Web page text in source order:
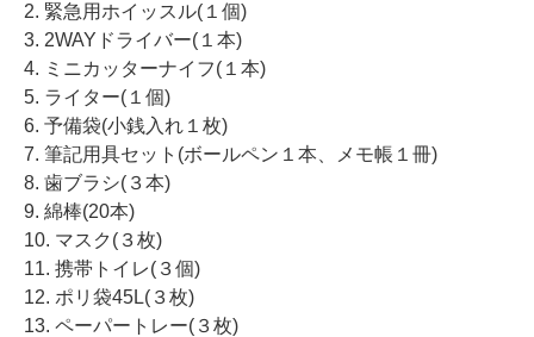
2. 緊急用ホイッスル(１個)
3. 2WAYドライバー(１本)
4. ミニカッターナイフ(１本)
5. ライター(１個)
6. 予備袋(小銭入れ１枚)
7. 筆記用具セット(ボールペン１本、メモ帳１冊)
8. 歯ブラシ(３本)
9. 綿棒(20本)
10. マスク(３枚)
11. 携帯トイレ(３個)
12. ポリ袋45L(３枚)
13. ペーパートレー(３枚)